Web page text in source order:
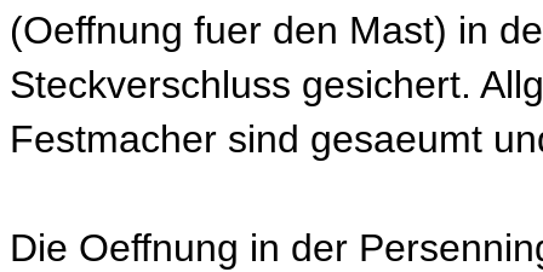
(Oeffnung fuer den Mast) in
Steckverschluss gesichert.
Festmacher sind gesaeumt
Die Oeffnung in der